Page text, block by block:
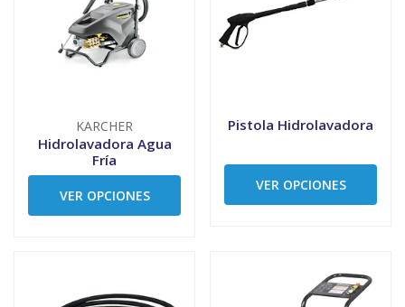
KARCHER
Hidrolavadora Agua
Fría
VER OPCIONES
Pistola Hidrolavadora
VER OPCIONES